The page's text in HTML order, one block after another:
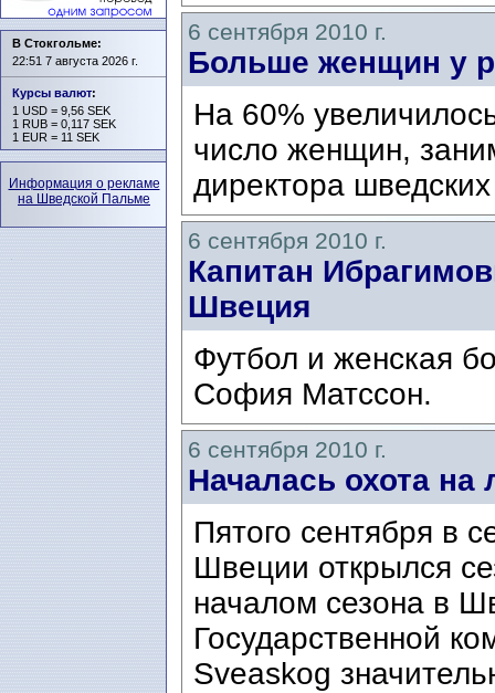
6 сентября 2010 г.
Больше женщин у
На 60%
число женщин,
директора
6 сентября 2010 г.
Капитан
Швеция
Футбол и женская
София Матссон.
6 сентября 2010 г.
Началась охота на
Пятого сентября в
Швеции открылся
началом сезона в
Государственной
Sveaskog
В Стокгольме:
22:51 7 августа 2026 г.
Курсы валют:
1 USD = 9,56 SEK
1 RUB = 0,117 SEK
1 EUR = 11 SEK
Информация о рекламе
на Шведской Пальме